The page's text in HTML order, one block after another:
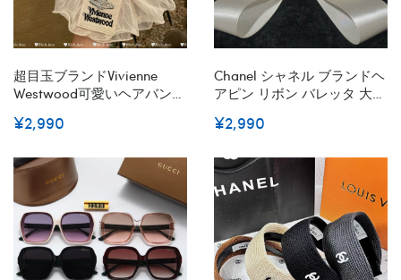
超目玉ブランドVivienne
Westwood可愛いヘアバンド
レンジ、女性 ギフト 誕生日
ル 上品ブランドヴィヴィア
ンウエストウッド ヘアゴム
髪アレンジかわいいヘアピ
ンハイブランド
¥2,990
Chanel シャネル ブランドヘ
アピン リボン バレッタ 大き
びヘアークリップ ヘアピン
リー 気質 かわいい
¥2,990